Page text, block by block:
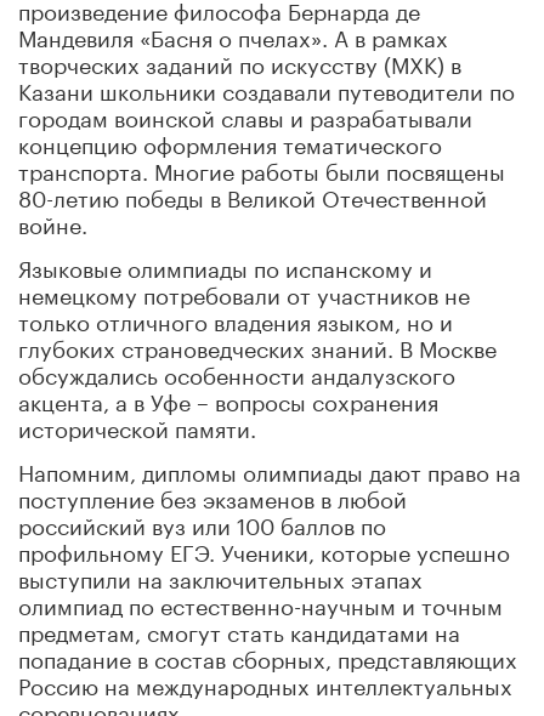
произведение философа Бернарда де
Мандевиля «Басня о пчелах». А в рамках
творческих заданий по искусству (МХК) в
Казани школьники создавали путеводители по
городам воинской славы и разрабатывали
концепцию оформления тематического
транспорта. Многие работы были посвящены
80-летию победы в Великой Отечественной
войне.
Языковые олимпиады по испанскому и
немецкому потребовали от участников не
только отличного владения языком, но и
глубоких страноведческих знаний. В Москве
обсуждались особенности андалузского
акцента, а в Уфе – вопросы сохранения
исторической памяти.
Напомним, дипломы олимпиады дают право на
поступление без экзаменов в любой
российский вуз или 100 баллов по
профильному ЕГЭ. Ученики, которые успешно
выступили на заключительных этапах
олимпиад по естественно-научным и точным
предметам, смогут стать кандидатами на
попадание в состав сборных, представляющих
Россию на международных интеллектуальных